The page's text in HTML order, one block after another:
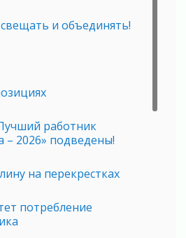
и объединять!
работник
– 2026» подведены!
на перекрестках
потребление